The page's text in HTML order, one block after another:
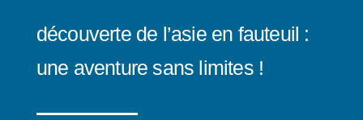
découverte de l’asie en fauteuil :
une aventure sans limites !